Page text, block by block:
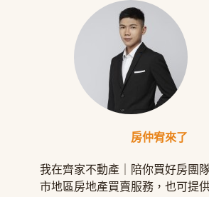
房仲宥來了
我在齊家不動產｜陪你買好房團
市地區房地產買賣服務，也可提